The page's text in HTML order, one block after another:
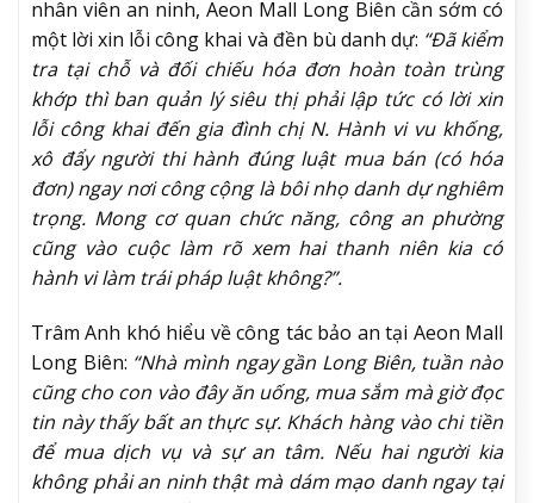
nhân viên an ninh, Aeon Mall Long Biên cần sớm có
một lời xin lỗi công khai và đền bù danh dự: “Đã kiểm
tra tại chỗ và đối chiếu hóa đơn hoàn toàn trùng
khớp thì ban quản lý siêu thị phải lập tức có lời xin
lỗi công khai đến gia đình chị N. Hành vi vu khống,
xô đẩy người thi hành đúng luật mua bán (có hóa
đơn) ngay nơi công cộng là bôi nhọ danh dự nghiêm
trọng. Mong cơ quan chức năng, công an phường
cũng vào cuộc làm rõ xem hai thanh niên kia có
hành vi làm trái pháp luật không?”.
Trâm Anh khó hiểu về công tác bảo an tại Aeon Mall
Long Biên: “Nhà mình ngay gần Long Biên, tuần nào
cũng cho con vào đây ăn uống, mua sắm mà giờ đọc
tin này thấy bất an thực sự. Khách hàng vào chi tiền
để mua dịch vụ và sự an tâm. Nếu hai người kia
không phải an ninh thật mà dám mạo danh ngay tại